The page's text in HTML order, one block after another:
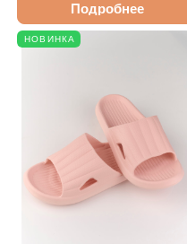
Подробнее
НОВИНКА